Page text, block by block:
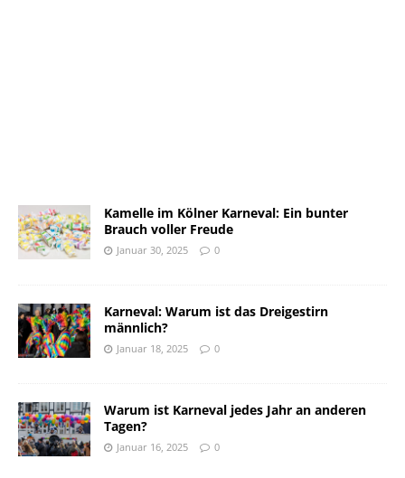
Kamelle im Kölner Karneval: Ein bunter
Brauch voller Freude
Januar 30, 2025 0
Karneval: Warum ist das Dreigestirn
männlich?
Januar 18, 2025 0
Warum ist Karneval jedes Jahr an anderen
Tagen?
Januar 16, 2025 0